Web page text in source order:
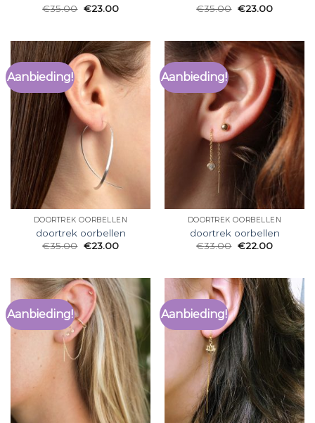
€35.00 €23.00
€35.00 €23.00
Aanbieding!
DOORTREK OORBELLEN
doortrek oorbellen
€35.00 €23.00
Aanbieding!
DOORTREK OORBELLEN
doortrek oorbellen
€33.00 €22.00
Aanbieding! Aanbieding!